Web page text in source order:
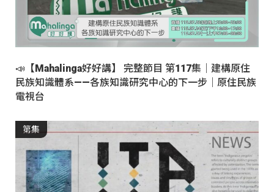
📣【Mahalinga好好講】 完整節目 第117集｜建構原住
民族知識體系——各族知識研究中心的下一步｜原住民族
電視台
第集